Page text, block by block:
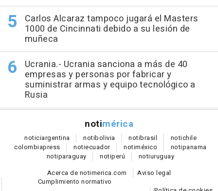
Carlos Alcaraz tampoco jugará el Masters
1000 de Cincinnati debido a su lesión de
muñeca
Ucrania.- Ucrania sanciona a más de 40
empresas y personas por fabricar y
suministrar armas y equipo tecnológico a
Rusia
notimérica
noticiargentina notibolivia notibrasil notichile
colombiapress notiecuador notiméxico notipanama
notiparaguay notiperú notiuruguay
Acerca de notimerica.com
Aviso legal
Cumplimiento normativo